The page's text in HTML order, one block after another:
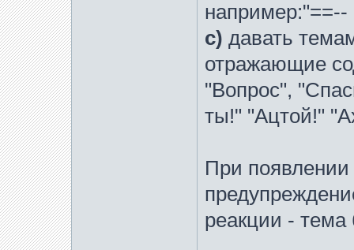
c) давать
отражающие
"Вопрос",
ты!" "Ацтой!"
При появлении
реакции - тема